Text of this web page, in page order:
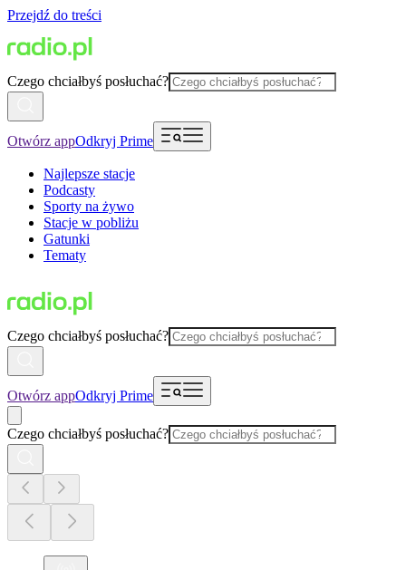
Przejdź do treści
Czego chciałbyś posłuchać?
Otwórz appOdkryj Prime
Najlepsze stacje
Podcasty
Sporty na żywo
Stacje w pobliżu
Gatunki
Tematy
Czego chciałbyś posłuchać?
Otwórz appOdkryj Prime
Czego chciałbyś posłuchać?